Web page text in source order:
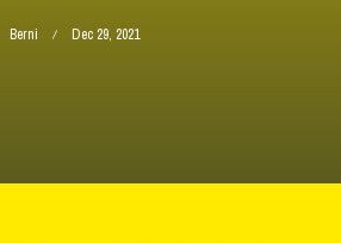
Berni Dec 29, 2021